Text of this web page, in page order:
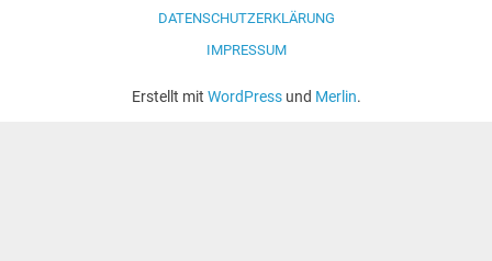
DATENSCHUTZERKLÄRUNG
IMPRESSUM
Erstellt mit WordPressund Merlin.